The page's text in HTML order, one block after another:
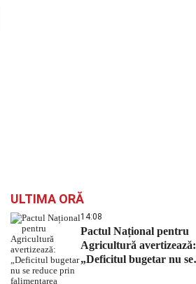
ULTIMA ORĂ
14:08
Pactul Național pentru
Agricultură avertizează:
„Deficitul bugetar nu se